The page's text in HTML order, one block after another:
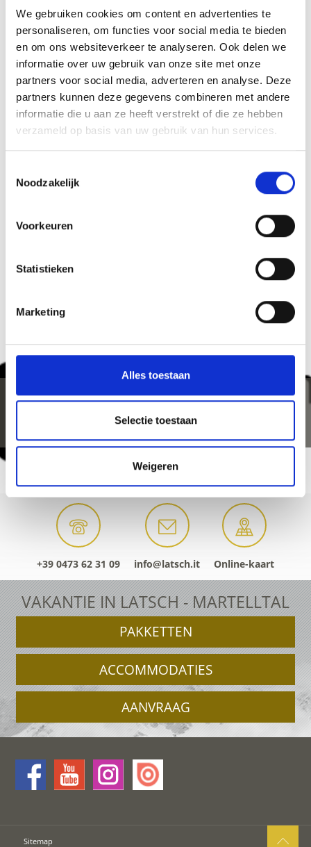
We gebruiken cookies om content en advertenties te
personaliseren, om functies voor social media te bieden
en om ons websiteverkeer te analyseren. Ook delen we
informatie over uw gebruik van onze site met onze
partners voor social media, adverteren en analyse. Deze
partners kunnen deze gegevens combineren met andere
informatie die u aan ze heeft verstrekt of die ze hebben
verzameld op basis van uw gebruik van hun services.
Noodzakelijk
Voorkeuren
Statistieken
Marketing
Alles toestaan
Selectie toestaan
Weigeren
Informatie
http://www.stabhochsprung.it
Registration required
Plaats evenement
Kulturhausplatz - Schlanders
Organisator
WAS DE INHOUD NUTTIG VOOR U?
+39 0473 62 31 09 info@latsch.it Online-kaart
VAKANTIE IN LATSCH - MARTELLTAL
PAKKETTEN
ACCOMMODATIES
AANVRAAG
Sitemap